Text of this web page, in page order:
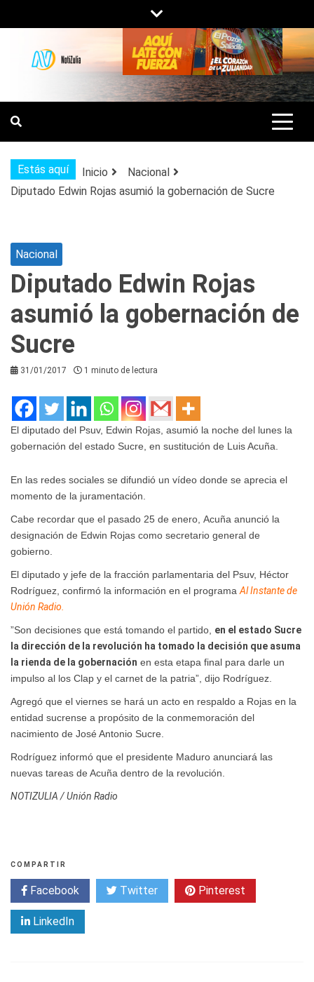
al
contenido
NOTIZULIA
NOTICIAS DEL ZULIA, VENEZUELA Y
DE INTERÉS GENERAL.
Estás aquí Inicio
Nacional
Diputado Edwin Rojas asumió la gobernación de Sucre
Nacional
Diputado Edwin Rojas
asumió la gobernación de
Sucre
31/01/2017 1 minuto de lectura
El diputado del Psuv, Edwin Rojas, asumió la noche del lunes la
gobernación del estado Sucre, en sustitución de Luis Acuña.
En las redes sociales se difundió un vídeo donde se aprecia el
momento de la juramentación.
Cabe recordar que el pasado 25 de enero, Acuña anunció la
designación de Edwin Rojas como secretario general de
gobierno.
El diputado y jefe de la fracción parlamentaria del Psuv, Héctor
Rodríguez, confirmó la información en el programa Al Instante de
Unión Radio.
”Son decisiones que está tomando el partido, en el estado Sucre
la dirección de la revolución ha tomado la decisión que asuma
la rienda de la gobernación en esta etapa final para darle un
impulso al los Clap y el carnet de la patria”, dijo Rodríguez.
Agregó que el viernes se hará un acto en respaldo a Rojas en la
entidad sucrense a propósito de la conmemoración del
nacimiento de José Antonio Sucre.
Rodríguez informó que el presidente Maduro anunciará las
nuevas tareas de Acuña dentro de la revolución.
NOTIZULIA / Unión Radio
COMPARTIR
Facebook Twitter Pinterest
LinkedIn